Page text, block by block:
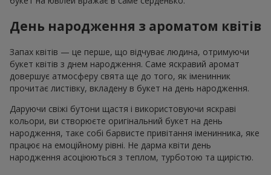
День народження з ароматом квітів
Запах квітів — це перше, що відчуває людина, отримуючи
букет квітів з днем народження. Саме яскравий аромат
довершує атмосферу свята ще до того, як іменинник
прочитає листівку, вкладену в букет на день народження.
Даруючи свіжі бутони щастя і використовуючи яскраві
кольори, ви створюєте оригінальний букет на день
народження, таке собі барвисте привітання іменинника, яке
працює на емоційному рівні. Не дарма квіти день
народження асоціюються з теплом, турботою та щирістю.